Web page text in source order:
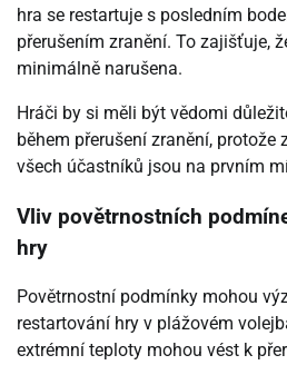
hra se restartuje s posledním
přerušením zranění. To zajišťuje,
minimálně narušena.
Hráči by si měli být vědomi
během přerušení zranění, protože
všech účastníků jsou na prvním
Vliv povětrnostních
hry
Povětrnostní podmínky mohou
restartování hry v plážovém
extrémní teploty mohou vést k